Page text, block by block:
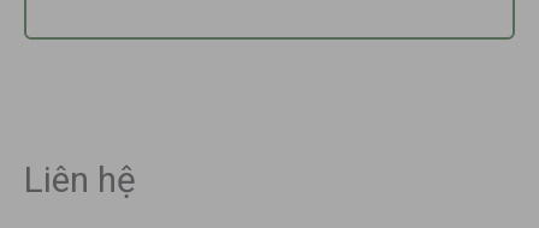
Liên hệ